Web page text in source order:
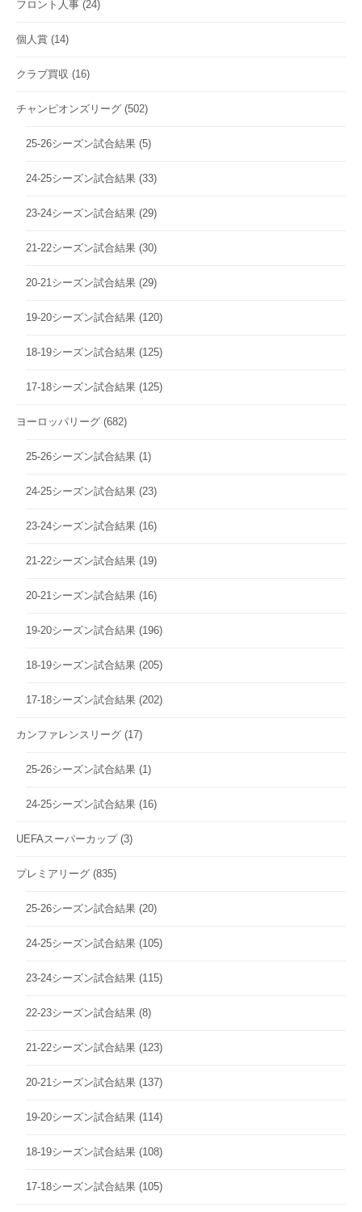
フロント人事 (24)
個人賞 (14)
クラブ買収 (16)
チャンピオンズリーグ (502)
25-26シーズン試合結果 (5)
24-25シーズン試合結果 (33)
23-24シーズン試合結果 (29)
21-22シーズン試合結果 (30)
20-21シーズン試合結果 (29)
19-20シーズン試合結果 (120)
18-19シーズン試合結果 (125)
17-18シーズン試合結果 (125)
ヨーロッパリーグ (682)
25-26シーズン試合結果 (1)
24-25シーズン試合結果 (23)
23-24シーズン試合結果 (16)
21-22シーズン試合結果 (19)
20-21シーズン試合結果 (16)
19-20シーズン試合結果 (196)
18-19シーズン試合結果 (205)
17-18シーズン試合結果 (202)
カンファレンスリーグ (17)
25-26シーズン試合結果 (1)
24-25シーズン試合結果 (16)
UEFAスーパーカップ(3)
プレミアリーグ (835)
25-26シーズン試合結果 (20)
24-25シーズン試合結果 (105)
23-24シーズン試合結果 (115)
22-23シーズン試合結果 (8)
21-22シーズン試合結果 (123)
20-21シーズン試合結果 (137)
19-20シーズン試合結果 (114)
18-19シーズン試合結果 (108)
17-18シーズン試合結果 (105)